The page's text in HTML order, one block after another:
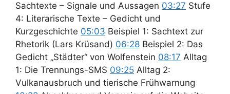
Sachtexte – Signale und Aussagen 03:27 Stufe
4: Literarische Texte – Gedicht und
Kurzgeschichte 05:03 Beispiel 1: Sachtext zur
Rhetorik (Lars Krüsand) 06:28 Beispiel 2: Das
Gedicht „Städter“ von Wolfenstein 08:17 Alltag
1: Die Trennungs-SMS 09:25 Alltag 2:
Vulkanausbruch und tierische Frühwarnung